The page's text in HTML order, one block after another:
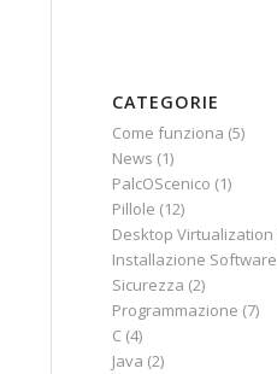
CATEGORIE
Come funziona (5)
News (1)
PalcOScenico (1)
Pillole (12)
Desktop Virtualization
Installazione Software
Sicurezza (2)
Programmazione (7)
C (4)
Java (2)